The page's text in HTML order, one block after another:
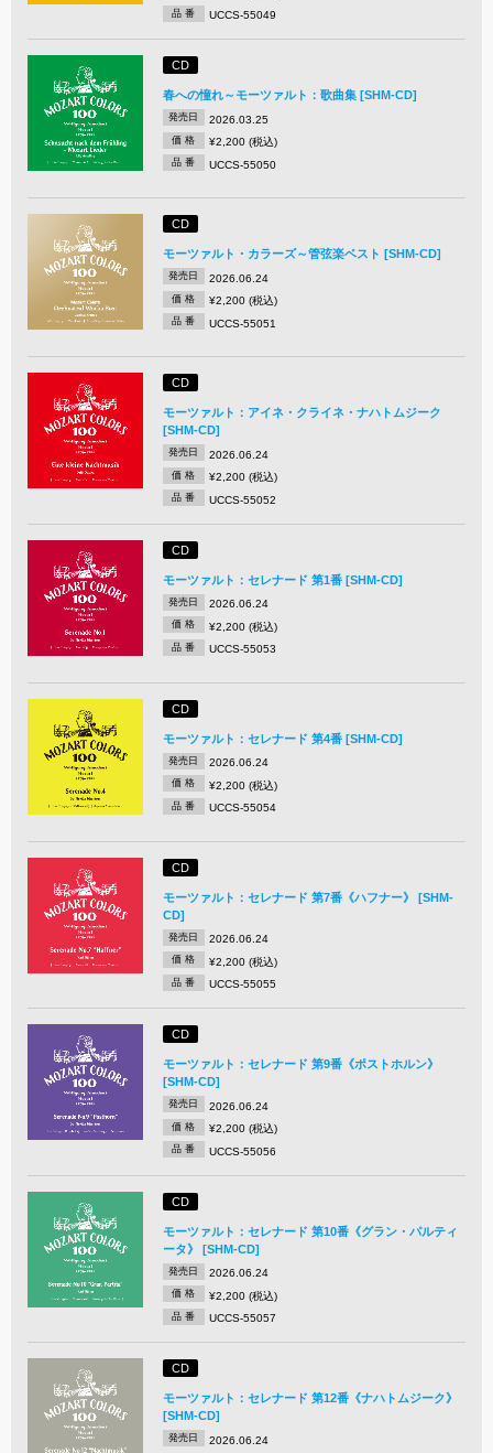
品 番 UCCS-55049
CD
春への憧れ～モーツァルト：歌曲集 [SHM-CD]
発売日 2026.03.25
価 格 ¥2,200 (税込)
品 番 UCCS-55050
CD
モーツァルト・カラーズ～管弦楽ベスト [SHM-CD]
発売日 2026.06.24
価 格 ¥2,200 (税込)
品 番 UCCS-55051
CD
モーツァルト：アイネ・クライネ・ナハトムジーク
[SHM-CD]
発売日 2026.06.24
価 格 ¥2,200 (税込)
品 番 UCCS-55052
CD
モーツァルト：セレナード 第1番 [SHM-CD]
発売日 2026.06.24
価 格 ¥2,200 (税込)
品 番 UCCS-55053
CD
モーツァルト：セレナード 第4番 [SHM-CD]
発売日 2026.06.24
価 格 ¥2,200 (税込)
品 番 UCCS-55054
CD
モーツァルト：セレナード 第7番《ハフナー》 [SHM-
CD]
発売日 2026.06.24
価 格 ¥2,200 (税込)
品 番 UCCS-55055
CD
モーツァルト：セレナード 第9番《ポストホルン》
[SHM-CD]
発売日 2026.06.24
価 格 ¥2,200 (税込)
品 番 UCCS-55056
CD
モーツァルト：セレナード 第10番《グラン・パルティ
ータ》 [SHM-CD]
発売日 2026.06.24
価 格 ¥2,200 (税込)
品 番 UCCS-55057
CD
モーツァルト：セレナード 第12番《ナハトムジーク》
[SHM-CD]
発売日 2026.06.24